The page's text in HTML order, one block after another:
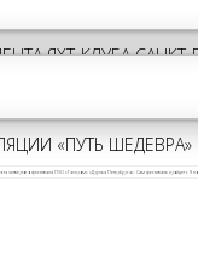
ЯХТ-КЛУБА
«ПУТЬ ШЕДЕВРА»
фестиваля ПАО «Газпром» «Друзья Петербурга». Сам фестиваль пройдет с 9 по